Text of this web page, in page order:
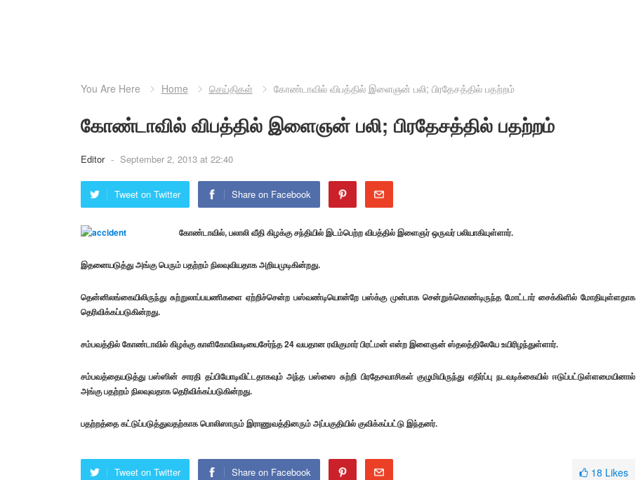
You Are Here Home செய்திகள் கோண்டாவில் விபத்தில் இளைஞன் பலி; பிரதேசத்தில் பதற்றம்
கோண்டாவில் விபத்தில் இளைஞன் பலி; பிரதேசத்தில் பதற்றம்
Editor - September 2, 2013 at 22:40
Tweet on Twitter Share on Facebook
கோண்டாவில், பலாலி வீதி கிழக்கு சந்தியில் இடம்பெற்ற விபத்தில் இளைஞர் ஒருவர் பலியாகியுள்ளார்.
இதனையடுத்து அங்கு பெரும் பதற்றம் நிலவுவியதாக அறியமுடிகின்றது.
தென்னிலங்கையிலிருந்து சுற்றுலாப்பயணிகளை ஏற்றிச்சென்ற பஸ்வண்டியொன்றே பஸ்க்கு முன்பாக சென்றுக்கொண்டிருந்த மோட்டார் சைக்கிளில் மோதியுள்ளதாக
தெரிவிக்கப்படுகின்றது.
சம்பவத்தில் கோண்டாவில் கிழக்கு காளிகோவிலடியைசேர்ந்த 24 வயதான ரவிகுமார் பிரட்மன் என்ற இளைஞன் ஸ்தலத்திலேயே உயிரிழந்துள்ளார்.
சம்பவத்தையடுத்து பஸ்ஸின் சாரதி தப்பியோடிவிட்டதாகவும் அந்த பஸ்ஸை சுற்றி பிரதேசவாசிகள் குழுமியிருந்து எதிர்ப்பு நடவடிக்கையில் ஈடுப்பட்டுள்ளமையினால்
அங்கு பதற்றம் நிலவுவதாக தெரிவிக்கப்படுகின்றது.
பதற்றத்தை கட்டுப்படுத்துவதற்காக பொலிஸாரும் இராணுவத்தினரும் அப்பகுதியில் குவிக்கப்பட்டு இந்தனர்.
Tweet on Twitter Share on Facebook 18 Likes